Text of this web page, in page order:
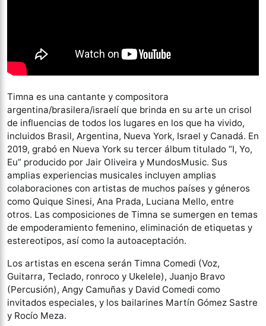
Timna es una cantante y compositora
argentina/brasilera/israelí que brinda en su arte un crisol
de influencias de todos los lugares en los que ha vivido,
incluidos Brasil, Argentina, Nueva York, Israel y Canadá. En
2019, grabó en Nueva York su tercer álbum titulado “I, Yo,
Eu” producido por Jair Oliveira y MundosMusic. Sus
amplias experiencias musicales incluyen amplias
colaboraciones con artistas de muchos países y géneros
como Quique Sinesi, Ana Prada, Luciana Mello, entre
otros. Las composiciones de Timna se sumergen en temas
de empoderamiento femenino, eliminación de etiquetas y
estereotipos, así como la autoaceptación.
Los artistas en escena serán Timna Comedi (Voz,
Guitarra, Teclado, ronroco y Ukelele), Juanjo Bravo
(Percusión), Angy Camuñas y David Comedi como
invitados especiales, y los bailarines Martín Gómez Sastre
y Rocío Meza.